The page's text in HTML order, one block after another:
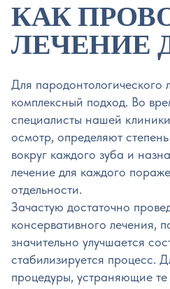
КАК
ЛЕЧЕНИЕ
Для пародонтологического
комплексный подход. Во
специалисты нашей
осмотр, определяют
вокруг каждого зуба и
лечение для каждого
отдельности.
Зачастую достаточно
консервативного лечения,
значительно улучшается
стабилизируется процесс.
процедуры, устраняющие